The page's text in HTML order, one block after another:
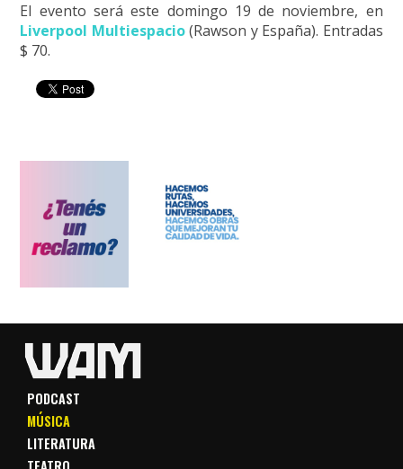
El evento será este domingo 19 de noviembre, en
Liverpool Multiespacio(Rawson y España). Entradas
$ 70.
PODCAST
MÚSICA
LITERATURA